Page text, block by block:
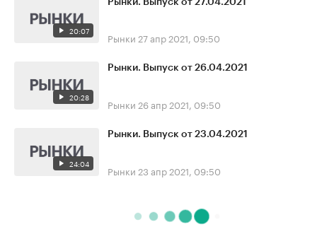
20:07 Рынки 27 апр 2021, 09:50
20:28
Рынки. Выпуск от 26.04.2021
Рынки 26 апр 2021, 09:50
24:04
Рынки. Выпуск от 23.04.2021
Рынки 23 апр 2021, 09:50